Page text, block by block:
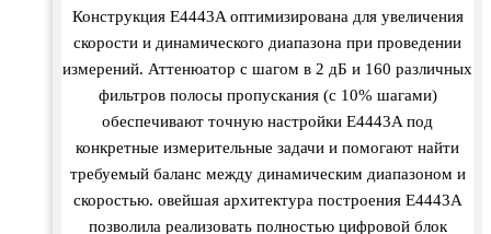
Конструкция E4443A оптимизирована для увеличения
скорости и динамического диапазона при проведении
измерений. Аттенюатор с шагом в 2 дБ и 160 различных
фильтров полосы пропускания (с 10% шагами)
обеспечивают точную настройки E4443A под
конкретные измерительные задачи и помогают найти
требуемый баланс между динамическим диапазоном и
скоростью. овейшая архитектура построения E4443A
позволила реализовать полностью цифровой блок